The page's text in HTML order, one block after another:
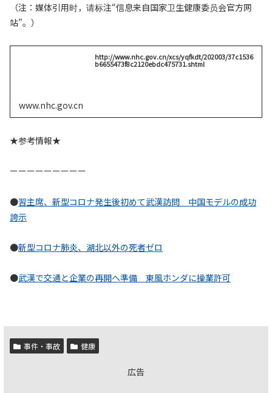
（注：媒体引用时，请标注“信息来自国家卫生健康委员会官方网
站”。）
http://www.nhc.gov.cn/xcs/yqfkdt/202003/37c1536
b6655473f8c2120ebdc475731.shtml
www.nhc.gov.cn
★参考情報★
ーーーーーーーーー
●習主席、新型コロナ発生後初めて武漢訪問 中国モデルの成功
誇示
●新型コロナ肺炎、湖北以外の死者ゼロ
●武漢で交通と企業の再開へ準備 東風ホンダに操業許可
事件・事故 健康
広告